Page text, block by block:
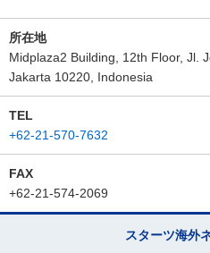
所在地
Midplaza2 Building, 12th Floor, Jl.
Jakarta 10220, Indonesia
TEL
+62-21-570-7632
FAX
+62-21-574-2069
スターツ海外